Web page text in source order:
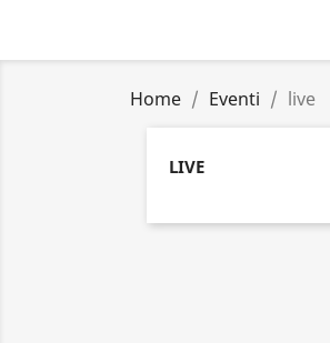
Home Eventi live
LIVE